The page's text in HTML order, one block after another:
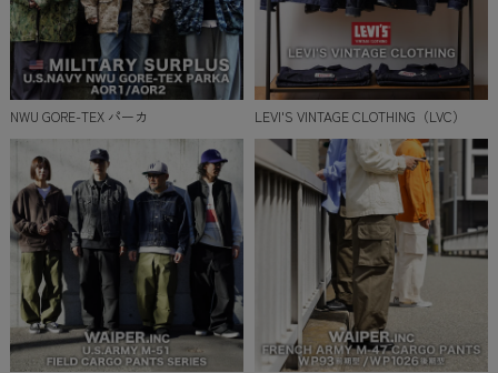
NWU GORE-TEX パーカ LEVI'S VINTAGE CLOTHING（LVC）